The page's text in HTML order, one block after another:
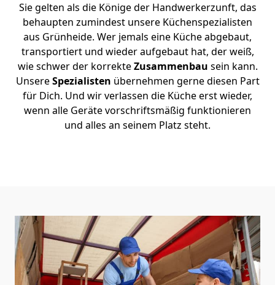
Sie gelten als die Könige der Handwerkerzunft, das
behaupten zumindest unsere Küchenspezialisten
aus Grünheide. Wer jemals eine Küche abgebaut,
transportiert und wieder aufgebaut hat, der weiß,
wie schwer der korrekteZusammenbau sein kann.
UnsereSpezialisten übernehmen gerne diesen Part
für Dich. Und wir verlassen die Küche erst wieder,
wenn alle Geräte vorschriftsmäßig funktionieren
und alles an seinem Platz steht.